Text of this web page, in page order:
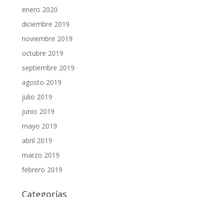
enero 2020
diciembre 2019
noviembre 2019
octubre 2019
septiembre 2019
agosto 2019
julio 2019
junio 2019
mayo 2019
abril 2019
marzo 2019
febrero 2019
Categorías